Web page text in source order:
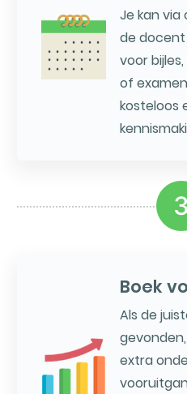
Je kan
de
voor
of
kosteloos
3
Boek
Als de
extra